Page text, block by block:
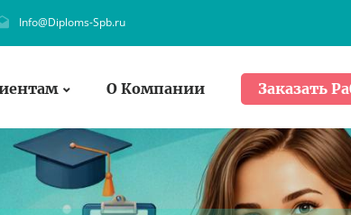
Info@Diploms-Spb.ru
О Компании Заказать